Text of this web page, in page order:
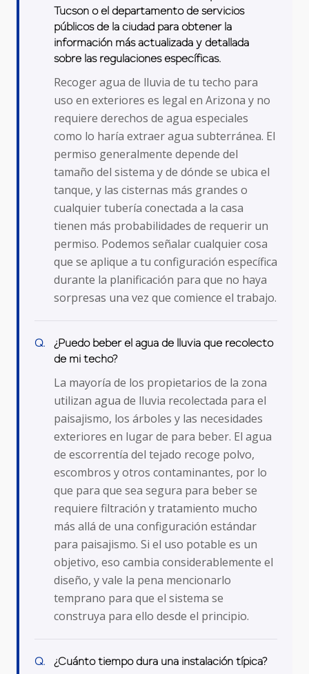
Tucson o el departamento de servicios
públicos de la ciudad para obtener la
información más actualizada y detallada
sobre las regulaciones específicas.
Recoger agua de lluvia de tu techo para
uso en exteriores es legal en Arizona y no
requiere derechos de agua especiales
como lo haría extraer agua subterránea. El
permiso generalmente depende del
tamaño del sistema y de dónde se ubica el
tanque, y las cisternas más grandes o
cualquier tubería conectada a la casa
tienen más probabilidades de requerir un
permiso. Podemos señalar cualquier cosa
que se aplique a tu configuración específica
durante la planificación para que no haya
sorpresas una vez que comience el trabajo.
¿Puedo beber el agua de lluvia que recolecto
de mi techo?
La mayoría de los propietarios de la zona
utilizan agua de lluvia recolectada para el
paisajismo, los árboles y las necesidades
exteriores en lugar de para beber. El agua
de escorrentía del tejado recoge polvo,
escombros y otros contaminantes, por lo
que para que sea segura para beber se
requiere filtración y tratamiento mucho
más allá de una configuración estándar
para paisajismo. Si el uso potable es un
objetivo, eso cambia considerablemente el
diseño, y vale la pena mencionarlo
temprano para que el sistema se
construya para ello desde el principio.
¿Cuánto tiempo dura una instalación típica?